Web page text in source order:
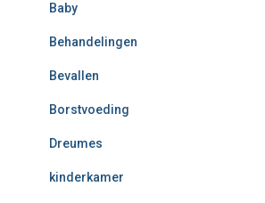
Baby
Behandelingen
Bevallen
Borstvoeding
Dreumes
kinderkamer